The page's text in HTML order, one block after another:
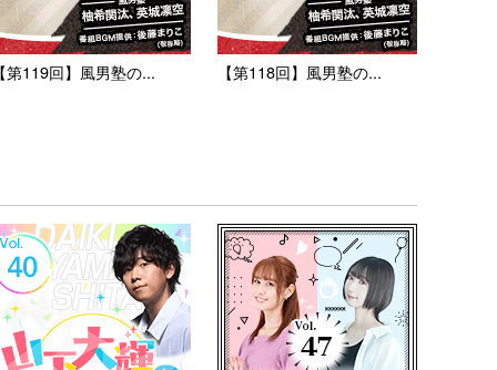
第119回】風男塾の... 【第118回】風男塾の...